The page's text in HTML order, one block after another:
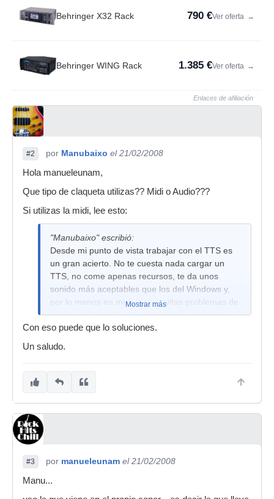
Behringer X32 Rack 790 €Ver oferta →
Behringer WING Rack 1.385 €Ver oferta →
Enlaces de afiliación
#2 por Manubaixo el 21/02/2008
Hola manueleunam,
Que tipo de claqueta utilizas?? Midi o Audio???
Si utilizas la midi, lee esto:
"Manubaixo" escribió:
Desde mi punto de vista trabajar con el TTS es
un gran acierto. No te cuesta nada cargar un
TTS, no come apenas recursos, te da unos
sonido más aceptables que los del Windows y,
por lo menos en mi caso, te evitas problemas de
sincro con los midis. Yo antes tenía problemas
con las claquetas,que si se atrasaba un pelín,
por defecto el drum kit, (si el tema es un 4/4)
negras en el primer compás con el sonido q más
olvidas de problemas. Incluso puedes hacerte
sonidos , marcar la entrada o lo q se te ocurra.
Mostrar más
Con eso puede que lo soluciones.
Un saludo.
#3 por manueleunam el 21/02/2008
Manu...